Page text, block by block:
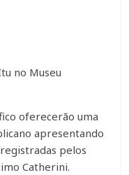
no Museu
oferecerão uma
apresentando
pelos
Catherini.